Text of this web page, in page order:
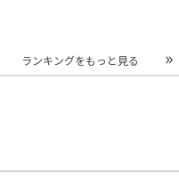
ランキングをもっと見る